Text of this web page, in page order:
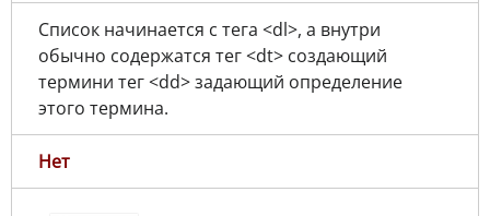
Список начинается с тега <dl>, а внутри
обычно содержатся тег <dt> создающий
термини тег <dd> задающий определение
этого термина.
Нет